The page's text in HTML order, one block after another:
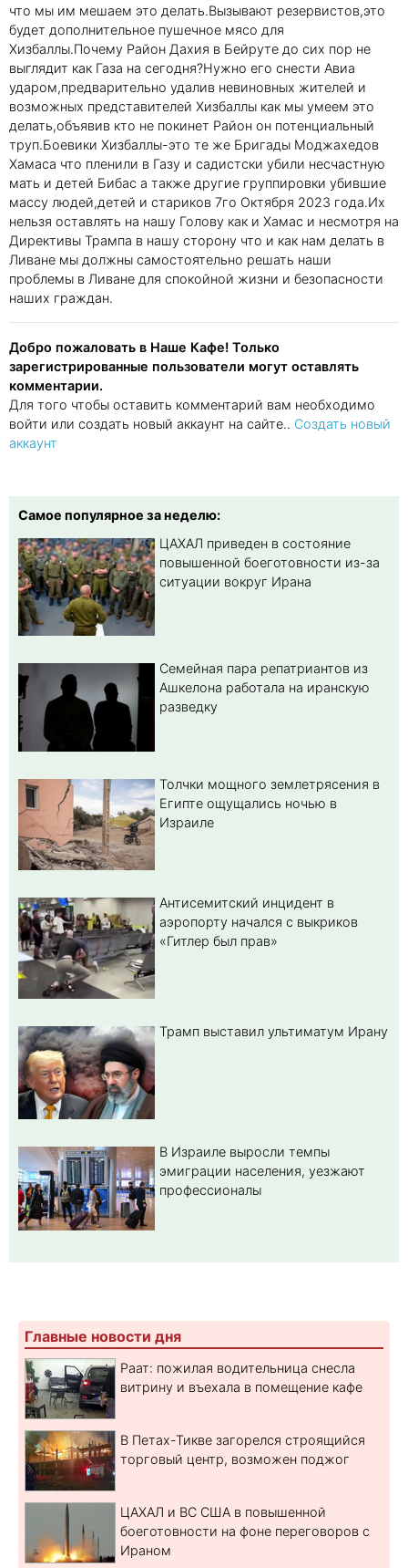
что мы им мешаем это делать.Вызывают резервистов,это
будет дополнительное пушечное мясо для
Хизбаллы.Почему Район Дахия в Бейруте до сих пор не
выглядит как Газа на сегодня?Нужно его снести Авиа
ударом,предварительно удалив невиновных жителей и
возможных представителей Хизбаллы как мы умеем это
делать,объявив кто не покинет Район он потенциальный
труп.Боевики Хизбаллы-это те же Бригады Моджахедов
Хамаса что пленили в Газу и садистски убили несчастную
мать и детей Бибас а также другие группировки убившие
массу людей,детей и стариков 7го Октября 2023 года.Их
нельзя оставлять на нашу Голову как и Хамас и несмотря на
Директивы Трампа в нашу сторону что и как нам делать в
Ливане мы должны самостоятельно решать наши
проблемы в Ливане для спокойной жизни и безопасности
наших граждан.
Добро пожаловать в Наше Кафе! Только
зарегистрированные пользователи могут оставлять
комментарии.
Для того чтобы оставить комментарий вам необходимо
войти или создать новый аккаунт на сайте.. Создать новый
аккаунт
Самое популярное за неделю:
ЦАХАЛ приведен в состояние
повышенной боеготовности из-за
ситуации вокруг Ирана
Семейная пара репатриантов из
Ашкелона работала на иранскую
разведку
Толчки мощного землетрясения в
Египте ощущались ночью в
Израиле
Антисемитский инцидент в
аэропорту начался с выкриков
«Гитлер был прав»
Трамп выставил ультиматум Ирану
В Израиле выросли темпы
эмиграции населения, уезжают
профессионалы
Главные новости дня
Раат: пожилая водительница снесла
витрину и въехала в помещение кафе
В Петах-Тикве загорелся строящийся
торговый центр, возможен поджог
ЦАХАЛ и ВС США в повышенной
боеготовности на фоне переговоров с
Ираном